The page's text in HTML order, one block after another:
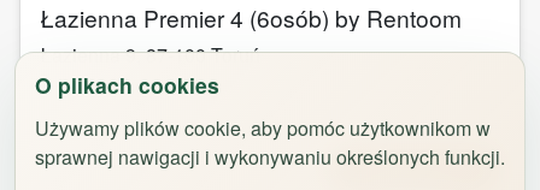
O plikach cookies
Używamy plików cookie, aby pomóc użytkownikom w
sprawnej nawigacji i wykonywaniu określonych funkcji.
Łazienna Premier 4 (6osób) by Rentoom
Łazienna 9,87-100Toruń
Od323,00zł Zarezerwuj